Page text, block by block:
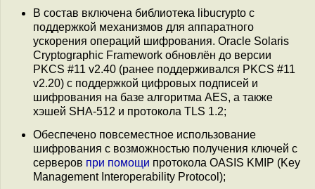
В состав включена библиотека libucrypto с
поддержкой механизмов для аппаратного
ускорения операций шифрования. Oracle Solaris
Cryptographic Framework обновлён до версии
PKCS #11 v2.40 (ранее поддерживался PKCS #11
v2.20) с поддержкой цифровых подписей и
шифрования на базе алгоритма AES, а также
хэшей SHA-512 и протокола TLS 1.2;
Обеспечено повсеместное использование
шифрования с возможностью получения ключей с
серверов при помощи протокола OASIS KMIP (Key
Management Interoperability Protocol);